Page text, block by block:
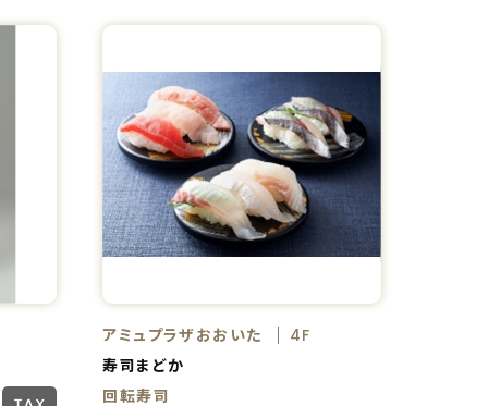
アミュプラザおおいた
4F
寿司まどか
回転寿司